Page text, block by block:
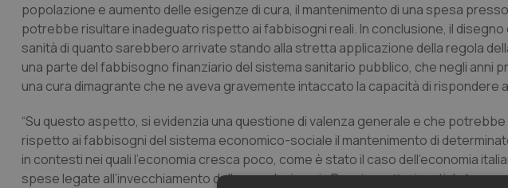
popolazione e aumento delle esigenze di cura, il mantenimento di una spesa
potrebbe risultare inadeguato rispetto ai fabbisogni reali. In conclusione, il disegno
sanità di quanto sarebbero arrivate stando alla stretta applicazione della regola
una parte del fabbisogno finanziario del sistema sanitario pubblico, che negli anni
una cura dimagrante che ne aveva gravemente intaccato la capacità di rispondere
“Su questo aspetto, si evidenzia una questione di valenza generale e che
rispetto ai fabbisogni del sistema economico-sociale il mantenimento di
in contesti nei quali l’economia cresca poco, come è stato il caso dell’economia
spese legate all’invecchiamento della popolazione in Paesi caratterizzati da bassa